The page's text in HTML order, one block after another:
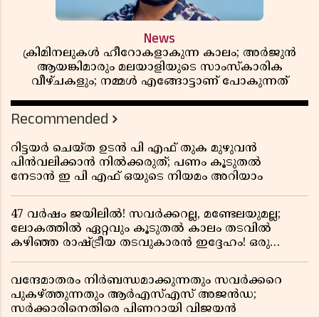
News
ക്രിമിനലുകൾ ഹീറോകളാകുന്ന കാലം; അർജുൻ
ആയങ്കിമാരും മലയാളിയുടെ സാംസ്കാരിക
വീഴ്ചകളും; നമ്മൾ എങ്ങോട്ടാണ് പോകുന്നത്
Recommended
റിട്ടയർ ചെയ്ത ഉടൻ പി എഫ് തുക മുഴുവൻ
പിൻവലിക്കാൻ നിൽക്കരുത്; പണം കൂടുതൽ
നേടാൻ ഇ പി എഫ് ഒയുടെ നിയമം അറിയാം
47 വർഷം ജയിലിൽ! സവർക്കറല്ല, മണ്ടേലയുമല്ല;
ലോകത്തിൽ ഏറ്റവും കൂടുതൽ കാലം തടവിൽ
കഴിഞ്ഞ രാഷ്ട്രീയ തടവുകാരൻ ഇദ്ദേഹം! ഒരു
വന്ദേമാതരം നിർബന്ധമാക്കുന്നതും സവർക്കറെ
പുകഴ്ത്തുന്നതും ആർഎസ്എസ് അജൻഡ;
സർക്കാരിനെതിരെ പിണറായി വിജയൻ